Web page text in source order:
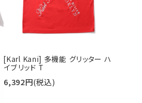
[Karl Kani] 多機能 グリッター ハ
イブリッド T
6,392円(税込)